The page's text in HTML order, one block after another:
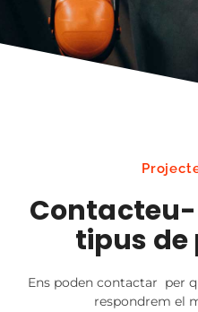
tipus de
Ens poden contactar per
respondrem el